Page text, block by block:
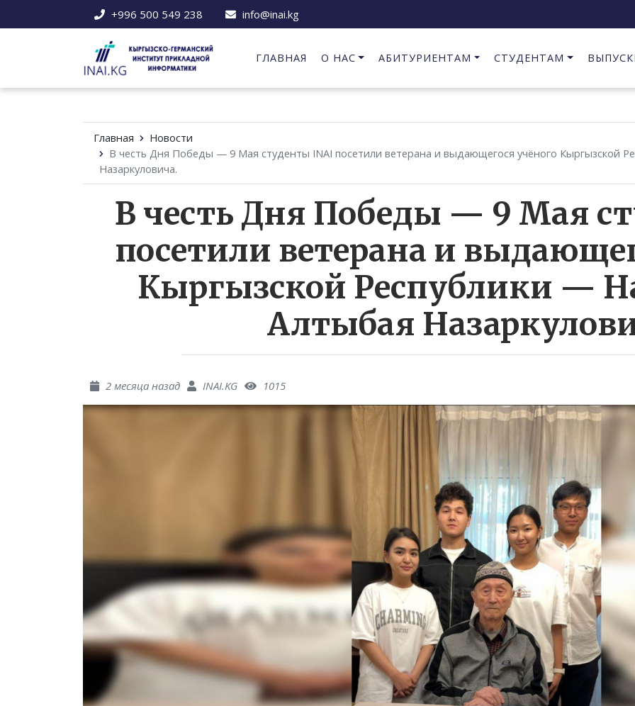
+996 500 549 238 info@inai.kg
ГЛАВНАЯ О НАС АБИТУРИЕНТАМ СТУДЕНТАМ
Главная
Новости
В честь Дня Победы — 9 Мая студенты INAI посетили ветерана и выдающегося учёного Кыргызской
Назаркуловича.
В честь Дня Победы — 9 Мая
посетили ветерана и
Кыргызской Республики —
Алтыбая
2 месяца назад INAI.KG 1015